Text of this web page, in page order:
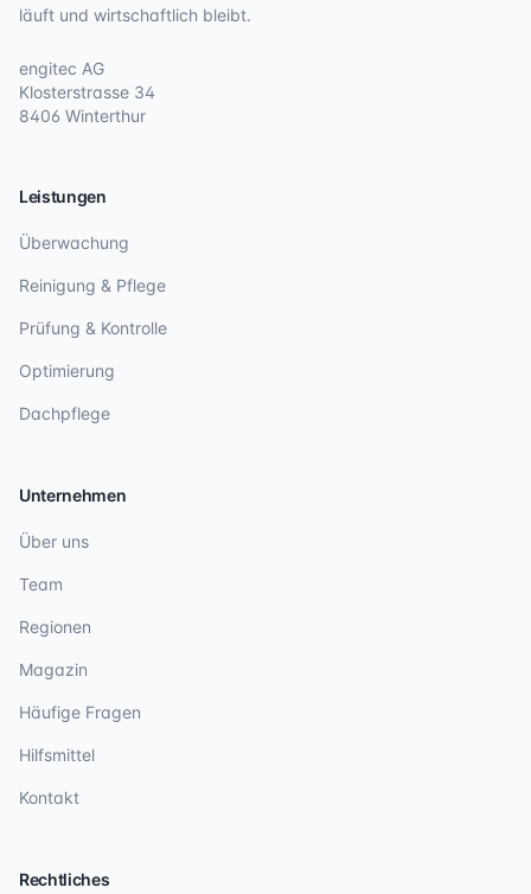
läuft und wirtschaftlich bleibt.
engitec AG
Klosterstrasse 34
8406 Winterthur
Leistungen
Überwachung
Reinigung & Pflege
Prüfung & Kontrolle
Optimierung
Dachpflege
Unternehmen
Über uns
Team
Regionen
Magazin
Häufige Fragen
Hilfsmittel
Kontakt
Rechtliches